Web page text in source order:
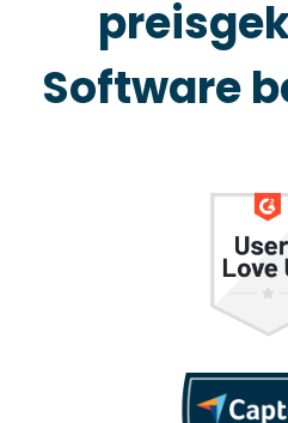
Software